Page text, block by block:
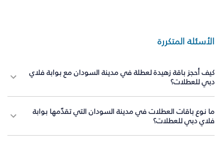
الأسئلة المتكررة
كيف أحجز باقة زهيدة لعطلة في مدينة السودان مع بوابة فلاي
دبي للعطلات؟
ما نوع باقات العطلات في مدينة السودان التي تقدّمها بوابة
فلاي دبي للعطلات؟